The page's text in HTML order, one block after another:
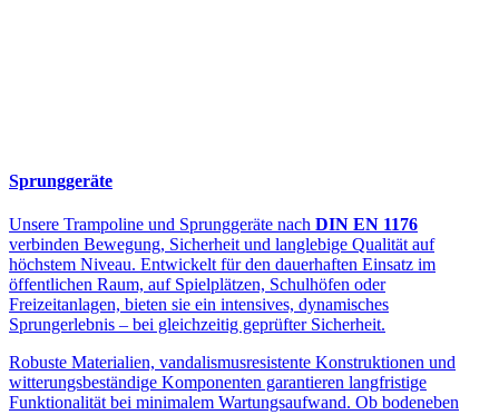
Sprunggeräte
Unsere Trampoline und Sprunggeräte nach DIN EN 1176
verbinden Bewegung, Sicherheit und langlebige Qualität auf
höchstem Niveau. Entwickelt für den dauerhaften Einsatz im
öffentlichen Raum, auf Spielplätzen, Schulhöfen oder
Freizeitanlagen, bieten sie ein intensives, dynamisches
Sprungerlebnis – bei gleichzeitig geprüfter Sicherheit.
Robuste Materialien, vandalismusresistente Konstruktionen und
witterungsbeständige Komponenten garantieren langfristige
Funktionalität bei minimalem Wartungsaufwand. Ob bodeneben